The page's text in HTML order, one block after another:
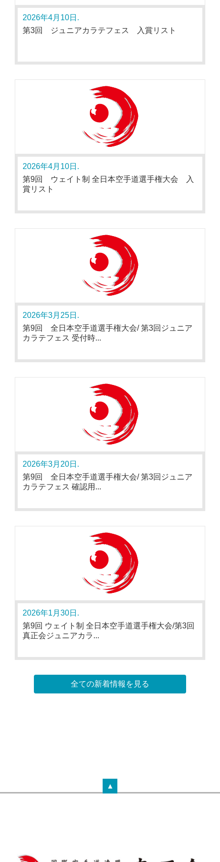
2026年4月10日.
第3回 ジュニアカラテフェス 入賞リスト
2026年4月10日.
第9回 ウェイト制 全日本空手道選手権大会 入
賞リスト
2026年3月25日.
第9回 全日本空手道選手権大会/ 第3回ジュニア
カラテフェス 受付時...
2026年3月20日.
第9回 全日本空手道選手権大会/ 第3回ジュニア
カラテフェス 確認用...
2026年1月30日.
第9回 ウェイト制 全日本空手道選手権大会/第3回
真正会ジュニアカラ...
全ての新着情報を見る
▲